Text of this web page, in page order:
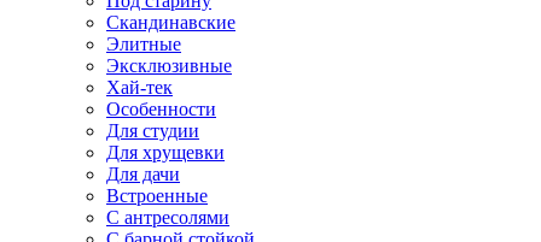
Скандинавские
Элитные
Эксклюзивные
Хай-тек
Особенности
Для студии
Для хрущевки
Для дачи
Встроенные
С антресолями